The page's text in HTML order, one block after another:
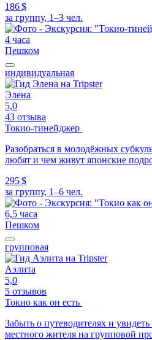
186 $
за группу, 1–3 чел.
4 часа
Пешком
индивидуальная
Элена
5,0
43 отзыва
Токио-тинейджер
Разобраться в молодёжных
любят и чем живут японские
295 $
за группу, 1–6 чел.
6,5 часа
Пешком
групповая
Аэлита
5,0
5 отзывов
Токио как он есть
Забыть о путеводителях и увидеть
местного жителя на групповой